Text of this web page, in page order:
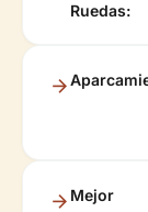
Ruedas:
Mejor